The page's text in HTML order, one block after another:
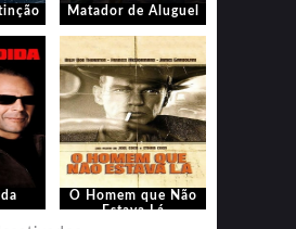
Matador de Aluguel
O Homem que Não
Estava Lá